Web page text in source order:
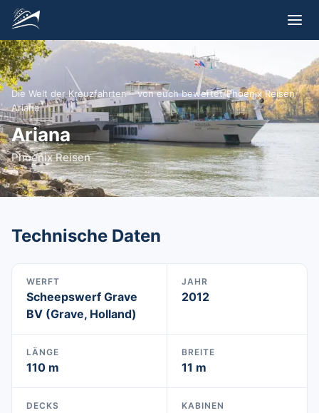
Die Welt der Kreuzfahrten – von euch bewertet/Phoenix Reisen/
Ariana
Ariana
Phoenix Reisen
Technische Daten
WERFT
Scheepswerf Grave
BV (Grave, Holland)
JAHR
2012
LÄNGE
110 m
BREITE
11 m
DECKS KABINEN